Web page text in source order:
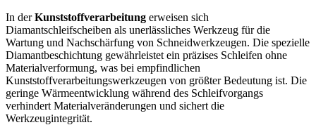
In derKunststoffverarbeitung erweisen sich
Diamantschleifscheiben als unerlässliches Werkzeug für die
Wartung und Nachschärfung von Schneidwerkzeugen. Die spezielle
Diamantbeschichtung gewährleistet ein präzises Schleifen ohne
Materialverformung, was bei empfindlichen
Kunststoffverarbeitungswerkzeugen von größter Bedeutung ist. Die
geringe Wärmeentwicklung während des Schleifvorgangs
verhindert Materialveränderungen und sichert die
Werkzeugintegrität.